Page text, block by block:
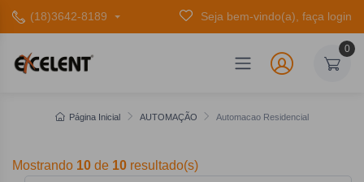
(18)3642-8189 Seja bem-vindo(a), faça login
0
Página Inicial AUTOMAÇÃO Automacao Residencial
Mostrando 10 de 10 resultado(s)